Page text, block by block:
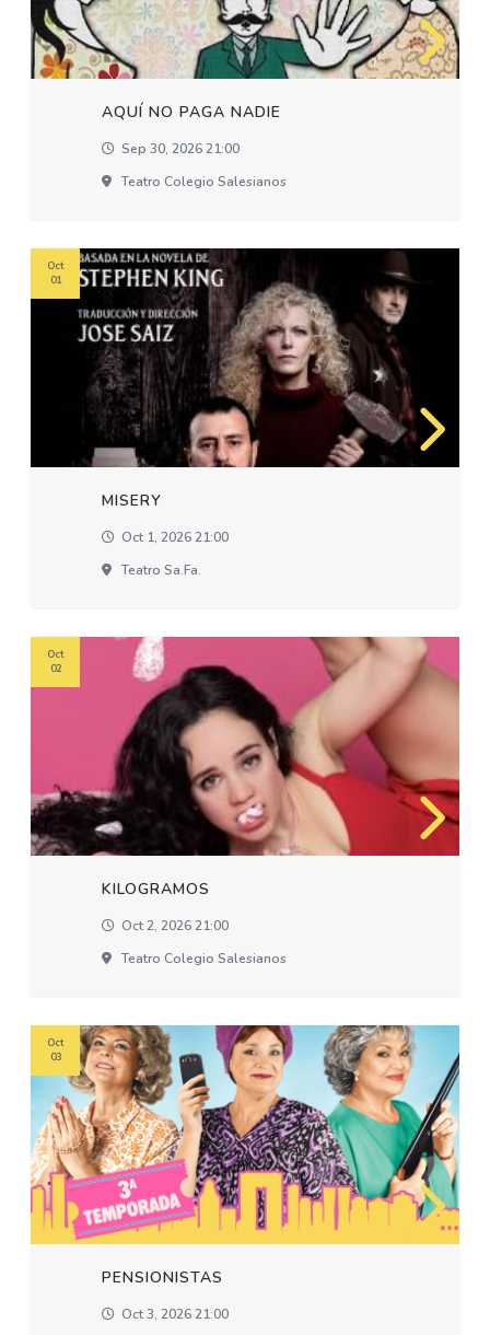
AQUÍ NO PAGA NADIE
Sep 30, 2026 21:00
Teatro Colegio Salesianos
MISERY
Oct 1, 2026 21:00
Teatro Sa.fa.
Oct
01
KILOGRAMOS
Oct 2, 2026 21:00
Teatro Colegio Salesianos
Oct
02
PENSIONISTAS
Oct 3, 2026 21:00
Oct
03